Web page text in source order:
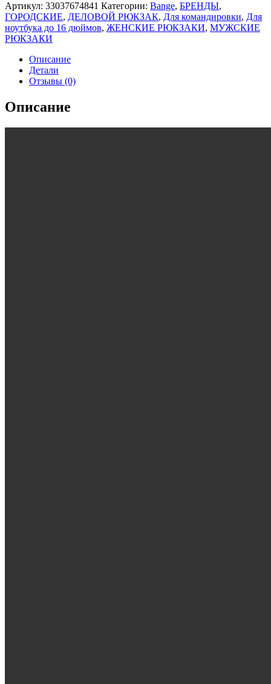
Артикул: 33037674841 Категории: Bange, БРЕНДЫ,
ГОРОДСКИЕ, ДЕЛОВОЙ РЮКЗАК, Для командировки, Для
ноутбука до 16 дюймов, ЖЕНСКИЕ РЮКЗАКИ, МУЖСКИЕ
РЮКЗАКИ
Описание
Детали
Отзывы (0)
Описание